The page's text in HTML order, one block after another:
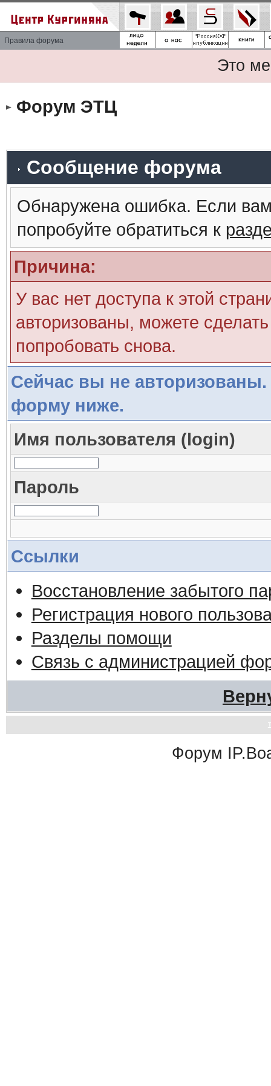
Правила форума
Это
Форум ЭТЦ
Сообщение форума
Обнаружена ошибка. Если
попробуйте обратиться к
Причина:
У вас нет доступа к этой
авторизованы, можете
попробовать снова.
Сейчас вы не авторизованы.
форму ниже.
Имя пользователя (login)
Пароль
Ссылки
Восстановление забытого
Регистрация нового
Разделы помощи
Связь с администрацией
Форум